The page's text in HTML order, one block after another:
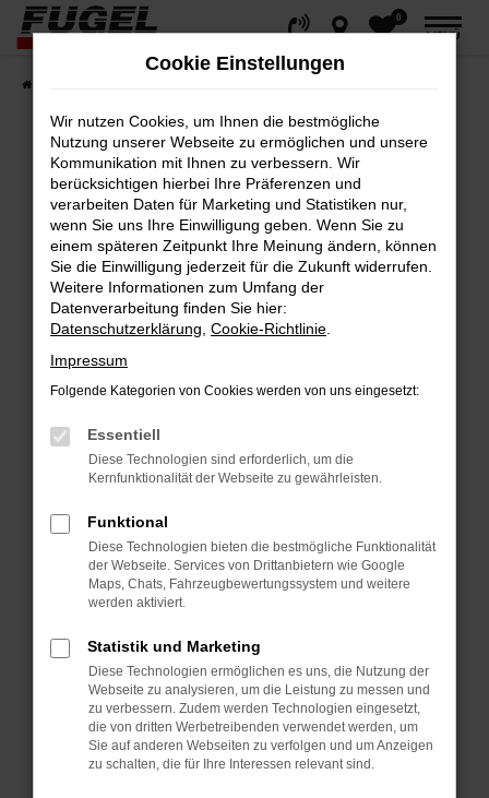
Zum
Hauptinhalt
springen
0
MENÜ
Fehler: Network Error
Beim Laden ist ein Fehler aufgetreten.
Hier sind ein paar Tipps, die dir helfen können:
Überprüfe deine Firewall und deine
Internetverbindung.
Laden andere Webseiten, zum Beispiel
deine Suchmaschine?
Prüfe deine Browsererweiterungen.
Manche Erweiterungen, wie Werbeblocker,
können das Laden bestimmter Seiten
anderen Browser oder in einem privaten
Fenster?
Starte dein Gerät neu.
vorübergehende Probleme zu beheben.
Stelle sicher, dass dein Browser und dein
Betriebssystem auf dem neuesten Stand
sind.
Veraltete Software birgt nicht nur ein
Cookie Einstellungen
Wir nutzen Cookies, um Ihnen die bestmögliche
Nutzung unserer Webseite zu ermöglichen und unsere
Kommunikation mit Ihnen zu verbessern. Wir
berücksichtigen hierbei Ihre Präferenzen und
verarbeiten Daten für Marketing und Statistiken nur,
wenn Sie uns Ihre Einwilligung geben. Wenn Sie zu
einem späteren Zeitpunkt Ihre Meinung ändern, können
Sie die Einwilligung jederzeit für die Zukunft widerrufen.
Weitere Informationen zum Umfang der
Datenverarbeitung finden Sie hier:
Datenschutzerklärung Cookie-Richtlinie
Impressum
Folgende Kategorien von Cookies werden von uns eingesetzt:
Essentiell
Diese Technologien sind erforderlich, um die
Kernfunktionalität der Webseite zu gewährleisten.
Funktional
Diese Technologien bieten die bestmögliche Funktionalität
der Webseite. Services von Drittanbietern wie Google
Maps, Chats, Fahrzeugbewertungssystem und weitere
werden aktiviert.
Statistik und Marketing
Diese Technologien ermöglichen es uns, die Nutzung der
Webseite zu analysieren, um die Leistung zu messen und
zu verbessern. Zudem werden Technologien eingesetzt,
die von dritten Werbetreibenden verwendet werden, um
Sie auf anderen Webseiten zu verfolgen und um Anzeigen
zu schalten, die für Ihre Interessen relevant sind.